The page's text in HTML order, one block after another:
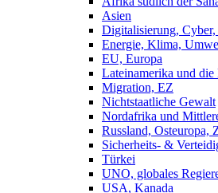
Asien
Digitalisierung,
Energie, Klima,
EU, Europa
Lateinamerika und
Migration, EZ
Nichtstaatliche Gewalt
Nordafrika und
Russland, Osteuropa,
Sicherheits- &
Türkei
UNO, globales
USA, Kanada